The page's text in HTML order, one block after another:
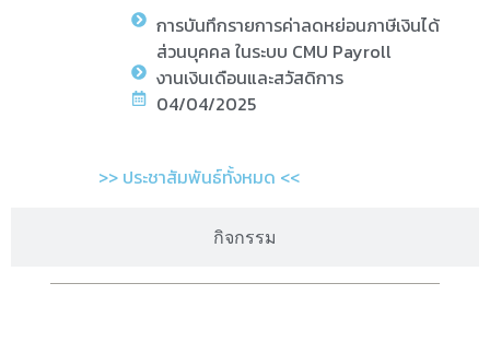
กิจกรรม
การบันทึกรายการค่าลดหย่อนภาษีเงินได้
ส่วนบุคคล ในระบบ CMU Payroll
งานเงินเดือนและสวัสดิการ
04/04/2025
>> ประชาสัมพันธ์ทั้งหมด <<